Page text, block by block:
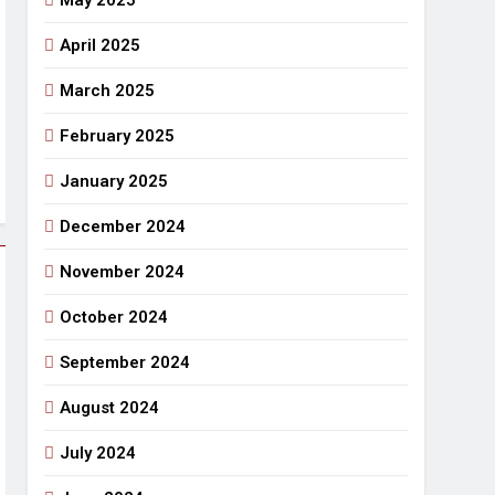
April 2025
March 2025
February 2025
January 2025
December 2024
November 2024
October 2024
September 2024
August 2024
July 2024